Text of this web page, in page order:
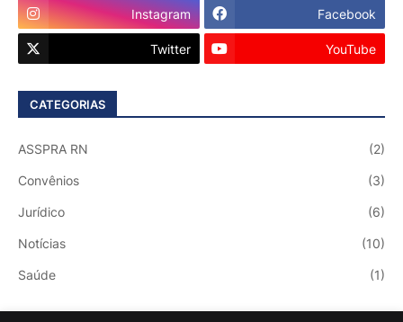
Instagram Facebook
Twitter YouTube
CATEGORIAS
ASSPRA RN (2)
Convênios (3)
Jurídico (6)
Notícias (10)
Saúde (1)